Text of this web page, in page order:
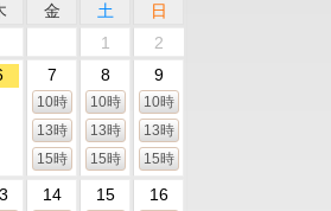
金 土
日
1
2
7
10時
13時
15時
8
10時
13時
15時
9
10時
13時
15時
14 15 16